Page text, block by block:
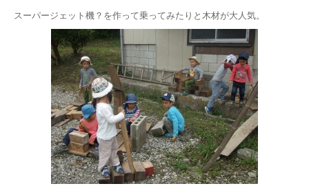
スーパージェット機？を作って乗ってみたりと木材が大人気。